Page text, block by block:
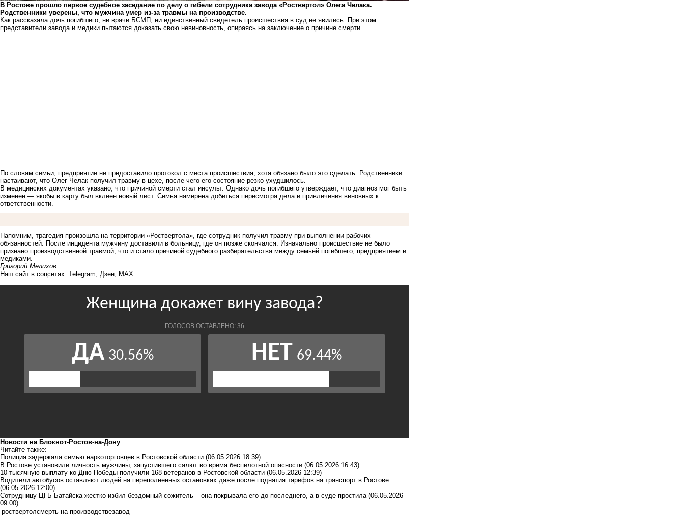
В Ростове прошло первое судебное заседание по делу о гибели сотрудника завода «Роствертол» Олега Челака.
Родственники уверены, что мужчина умер из-за травмы на производстве.
Как рассказала дочь погибшего, ни врачи БСМП, ни единственный свидетель происшествия в суд не явились. При этом
представители завода и медики пытаются доказать свою невиновность, опираясь на заключение о причине смерти.
По словам семьи, предприятие не предоставило протокол с места происшествия, хотя обязано было это сделать. Родственники
настаивают, что Олег Челак получил травму в цехе, после чего его состояние резко ухудшилось.
В медицинских документах указано, что причиной смерти стал инсульт. Однако дочь погибшего утверждает, что диагноз мог быть
изменен — якобы в карту был вклеен новый лист. Семья намерена добиться пересмотра дела и привлечения виновных к
ответственности.
Напомним, трагедия произошла на территории «Роствертола», где сотрудник получил травму при выполнении рабочих
обязанностей. После инцидента мужчину доставили в больницу, где он позже скончался. Изначально происшествие не было
признано производственной травмой, что и стало причиной судебного разбирательства между семьей погибшего, предприятием и
медиками.
Григорий Мелихов
Наш сайт в соцсетях: Telegram Дзен MAX
Новости на Блoкнoт-Ростов-на-Дону
Читайте также:
Полиция задержала семью наркоторговцев в Ростовской области (06.05.2026 18:39)
В Ростове установили личность мужчины, запустившего салют во время беспилотной опасности (06.05.2026 16:43)
10-тысячную выплату ко Дню Победы получили 168 ветеранов в Ростовской области (06.05.2026 12:39)
Водители автобусов оставляют людей на переполненных остановках даже после поднятия тарифов на транспорт в Ростове
(06.05.2026 12:00)
Сотрудницу ЦГБ Батайска жестко избил бездомный сожитель – она покрывала его до последнего, а в суде простила (06.05.2026
09:00)
роствертолсмерть на производствезавод